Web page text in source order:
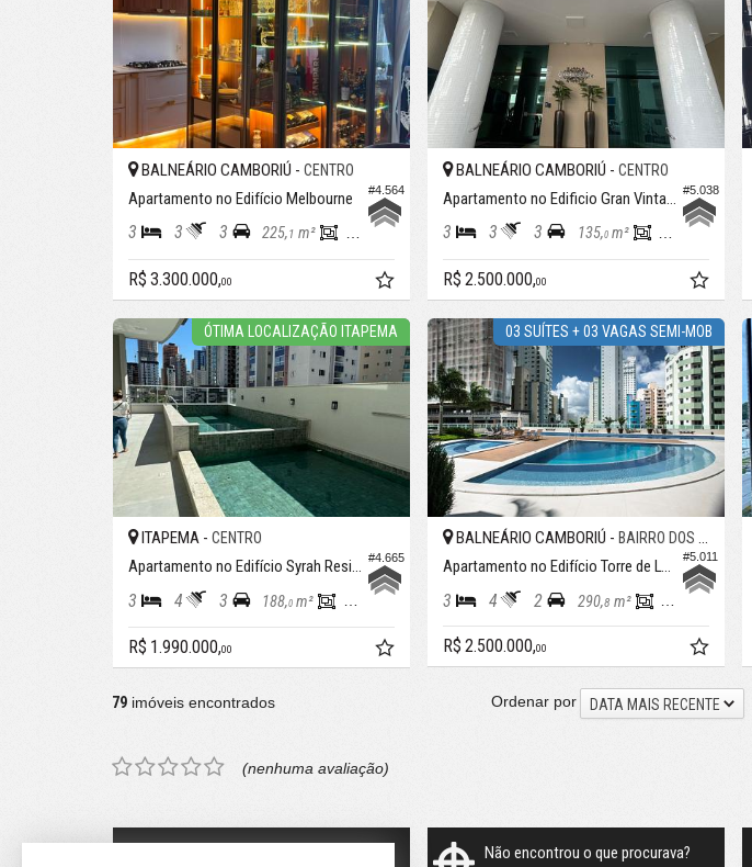
#4.564
BALNEÁRIO CAMBORIÚ - CENTRO
Apartamento no Edifício Melbourne
3 3 3 225,1 m² 137, m²
R$ 3.300.000,00
#5.038
BALNEÁRIO CAMBORIÚ -CENTRO
Apartamento no Edificio Gran Vintage
3 3 3 135,0m² 130, m²
R$ 2.500.000,00
ÓTIMA LOCALIZAÇÃO ITAPEMA
#4.665
ITAPEMA - CENTRO
Apartamento no Edifício Syrah Residence
3 4 3 188,0 m² 158,
R$ 1.990.000,00
03 SUÍTES + 03 VAGAS SEMI-MOB
#5.011
BALNEÁRIO CAMBORIÚ -BAIRRO DOS PIONEIROS
Apartamento no Edifício Torre de Lyon
3 4 2 290,8 m² 139,
R$ 2.500.000,00
79 imóveis encontrados Ordenar por DATA MAIS RECENTE
(nenhuma avaliação)
Não encontrou o que procurava?